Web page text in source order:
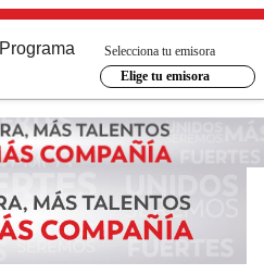
Programa
Selecciona tu emisora
Elige tu emisora